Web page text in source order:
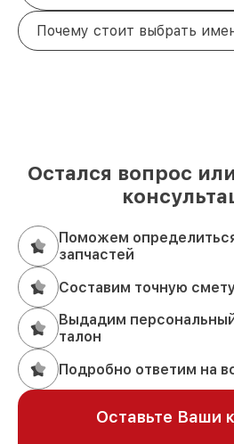
Почему стоит выбрать
Остался вопрос
Поможем
запчастей
Составим точную
Выдадим
талон
Подробно ответим на
Оставьте Ваши